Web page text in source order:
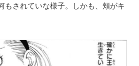
もされていな様子。しかも、頬がキ